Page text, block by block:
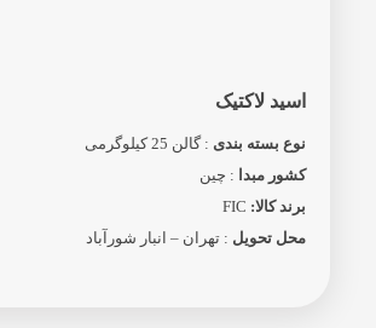
اسید لاکتیک
نوع بسته بندی : گالن 25 کیلوگرمی
کشور مبدا : چین
برند کالا: FIC
محل تحویل : تهران – انبار شورآباد